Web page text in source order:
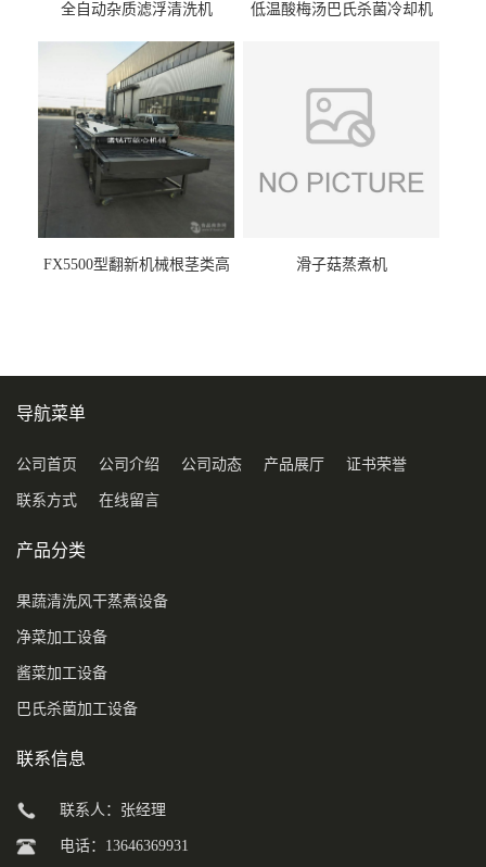
全自动杂质滤浮清洗机 低温酸梅汤巴氏杀菌冷却机
FX5500型翻新机械根茎类高
滑子菇蒸煮机
导航菜单
公司首页 公司介绍 公司动态 产品展厅 证书荣誉
联系方式 在线留言
产品分类
果蔬清洗风干蒸煮设备
净菜加工设备
酱菜加工设备
巴氏杀菌加工设备
联系信息
联系人：张经理
电话：13646369931